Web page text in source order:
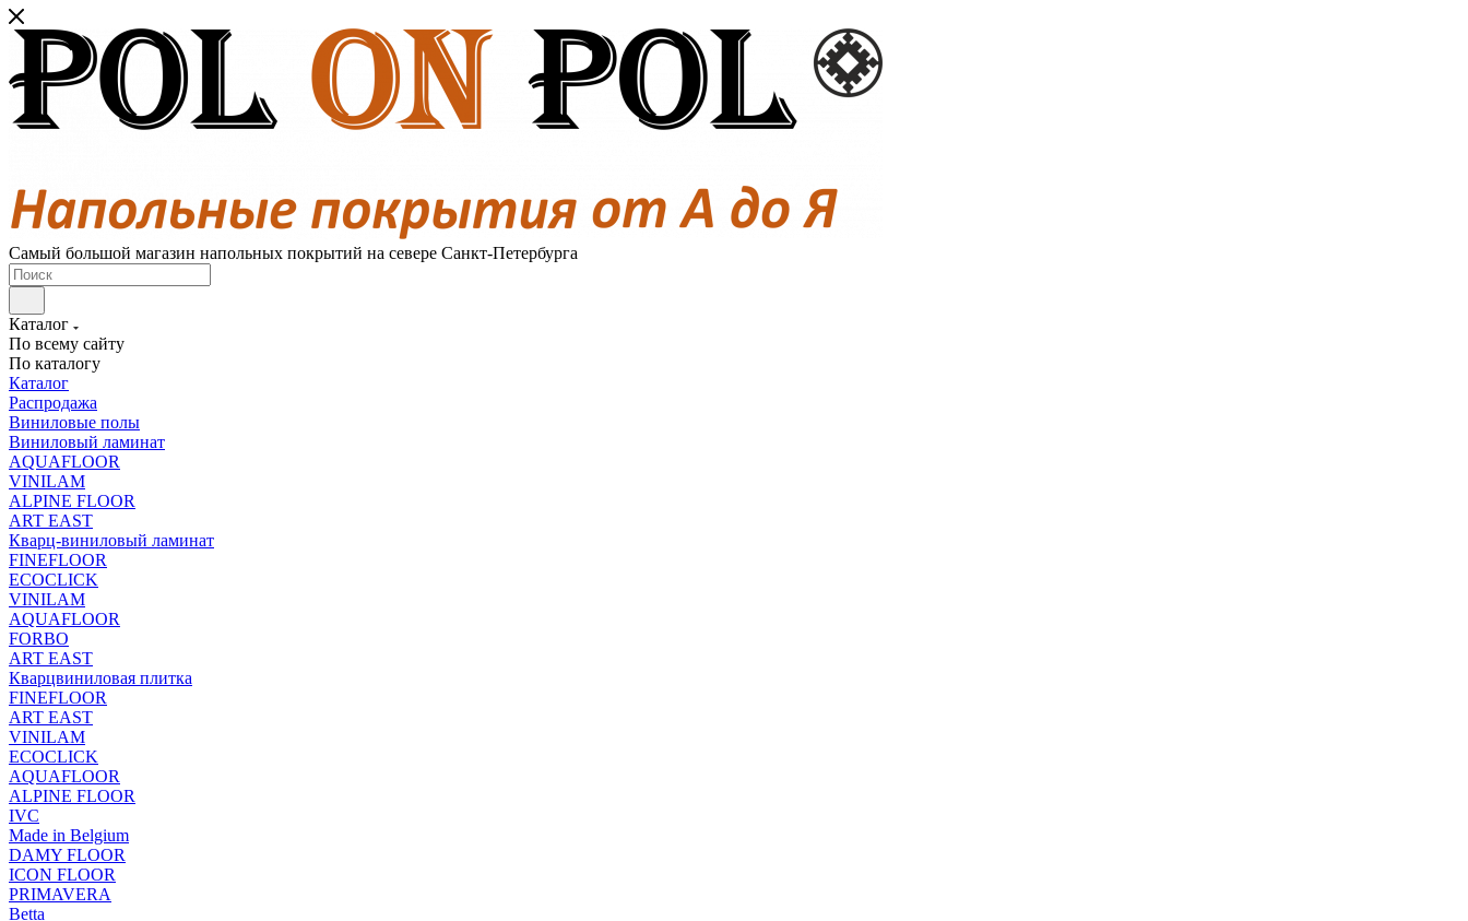
Самый большой магазин напольных покрытий на севере Санкт-Петербурга
Каталог
По всему сайту
По каталогу
Каталог
Распродажа
Виниловые полы
Виниловый ламинат
AQUAFLOOR
VINILAM
ALPINE FLOOR
ART EAST
Кварц-виниловый ламинат
FINEFLOOR
ECOCLICK
VINILAM
AQUAFLOOR
FORBO
ART EAST
Кварцвиниловая плитка
FINEFLOOR
ART EAST
VINILAM
ECOCLICK
AQUAFLOOR
ALPINE FLOOR
IVC
Made in Belgium
DAMY FLOOR
ICON FLOOR
PRIMAVERA
Betta